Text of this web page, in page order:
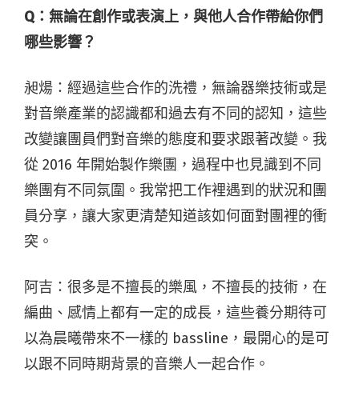
Q：無論在創作或表演上，與他人合作帶給你們
哪些影響？
昶煬：經過這些合作的洗禮，無論器樂技術或是
對音樂產業的認識都和過去有不同的認知，這些
改變讓團員們對音樂的態度和要求跟著改變。我
從 2016 年開始製作樂團，過程中也見識到不同
樂團有不同氛圍。我常把工作裡遇到的狀況和團
員分享，讓大家更清楚知道該如何面對團裡的衝
突。
阿吉：很多是不擅長的樂風，不擅長的技術，在
編曲、感情上都有一定的成長，這些養分期待可
以為晨曦帶來不一樣的 bassline，最開心的是可
以跟不同時期背景的音樂人一起合作。